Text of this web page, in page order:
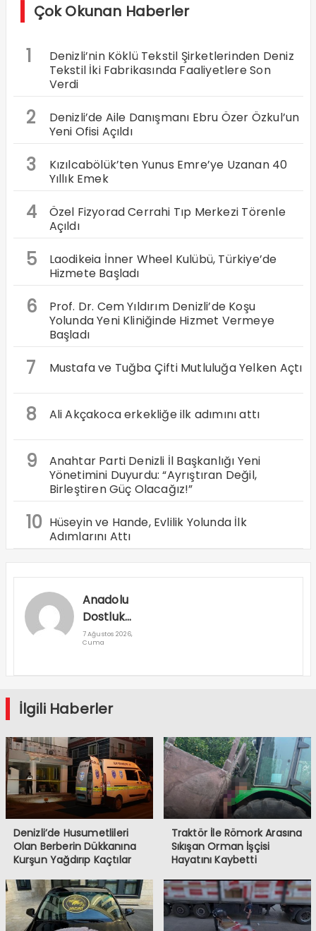
Çok Okunan Haberler
1
Denizli’nin Köklü Tekstil Şirketlerinden Deniz
Tekstil İki Fabrikasında Faaliyetlere Son
Verdi
2
Denizli’de Aile Danışmanı Ebru Özer Özkul’un
Yeni Ofisi Açıldı
3
Kızılcabölük’ten Yunus Emre’ye Uzanan 40
Yıllık Emek
4
Özel Fizyorad Cerrahi Tıp Merkezi Törenle
Açıldı
5
Laodikeia İnner Wheel Kulübü, Türkiye’de
Hizmete Başladı
6
Prof. Dr. Cem Yıldırım Denizli’de Koşu
Yolunda Yeni Kliniğinde Hizmet Vermeye
Başladı
7 Mustafa ve Tuğba Çifti Mutluluğa Yelken Açtı
8 Ali Akçakoca erkekliğe ilk adımını attı
9
Anahtar Parti Denizli İl Başkanlığı Yeni
Yönetimini Duyurdu: “Ayrıştıran Değil,
Birleştiren Güç Olacağız!”
10 Hüseyin ve Hande, Evlilik Yolunda İlk
Adımlarını Attı
Anadolu
Dostluk
Rallisi
7 Ağustos 2026,
Cuma
İlgili Haberler
Denizli’de Husumetlileri
Olan Berberin Dükkanına
Kurşun Yağdırıp Kaçtılar
Traktör İle Römork Arasına
Sıkışan Orman İşçisi
Hayatını Kaybetti